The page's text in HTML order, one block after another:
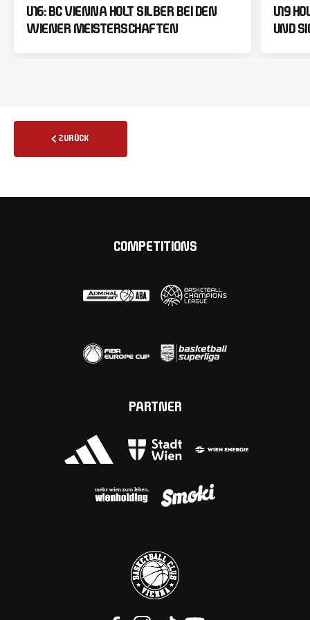
U16: BC VIENNA HOLT SILBER BEI DEN
WIENER MEISTERSCHAFTEN
U19
UND
ZURÜCK
COMPETITIONS
PARTNER